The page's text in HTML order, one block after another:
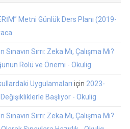
Metni Günlük Ders Planı (2019-
Sınavın Sırrı: Zeka Mı, Çalışma Mı?
Rolü ve Önemi - Okulig
Uygulamaları için 2023-
Başlıyor - Okulig
Sınavın Sırrı: Zeka Mı, Çalışma Mı?